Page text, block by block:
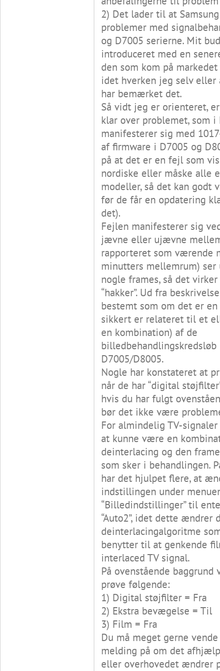
2) Det lader til at
problemer med
og D7005 serierne. Mit
introduceret med en
den som kom på
idet hverken jeg selv eller
har bemærket det.
Så vidt jeg er orienteret,
klar over problemet, som
manifesterer sig med
af firmware i D7005 og
på at det er en fejl som
nordiske eller måske alle
modeller, så det kan godt
før de får en opdatering
det).
Fejlen manifesterer sig
jævne eller ujævne
rapporteret som værende
minutters mellemrum)
nogle frames, så det
“hakker”. Ud fra
bestemt som om det er
sikkert er relateret til et
en kombination) af de
D7005/D8005.
Nogle har konstateret at
når de har “digital
hvis du har fulgt
bør det ikke være
For almindelig TV-
at kunne være en
deinterlacing og den
som sker i behandlingen.
har det hjulpet flere, at
indstillingen under
“Billedindstillinger” til
“Auto2”, idet dette ændrer
deinterlacingalgoritme
benytter til at genkende
interlaced TV signal.
På ovenstående
prøve følgende:
1) Digital støjfilter = Fra
2) Ekstra bevægelse = Til
3) Film = Fra
Du må meget gerne
melding på om det
eller overhovedet ændrer